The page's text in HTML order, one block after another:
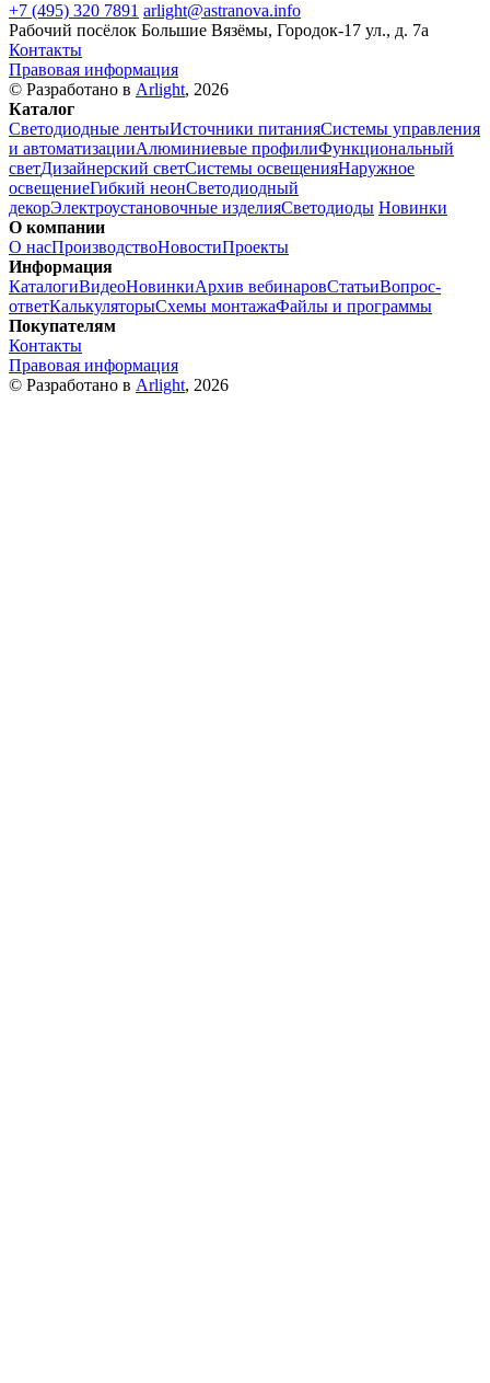
+7 (495) 320 7891 arlight@astranova.info
Рабочий посёлок Большие Вязёмы, Городок-17 ул., д. 7а
Контакты
Правовая информация
© Разработано в Arlight, 2026
Каталог
Светодиодные лентыИсточники питанияСистемы управления
и автоматизацииАлюминиевые профилиФункциональный
светДизайнерский светСистемы освещенияНаружное
освещениеГибкий неонСветодиодный
декорЭлектроустановочные изделияСветодиоды Новинки
О компании
О насПроизводствоНовостиПроекты
Информация
КаталогиВидеоНовинкиАрхив вебинаровСтатьиВопрос-
ответКалькуляторыСхемы монтажаФайлы и программы
Покупателям
Контакты
Правовая информация
© Разработано в Arlight, 2026